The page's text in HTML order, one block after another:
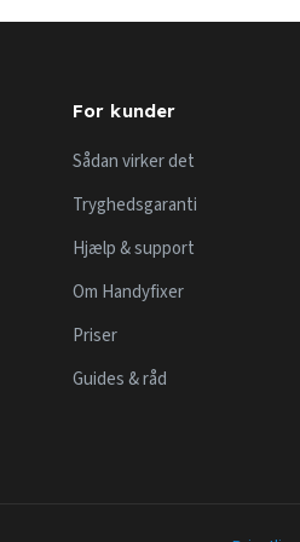
For kunder
Sådan virker det
Tryghedsgaranti
Hjælp & support
Om Handyfixer
Priser
Guides & råd